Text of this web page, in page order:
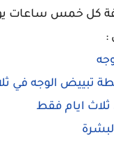
كل خمس ساعات
:
تبييض الوجه في
ايام فقط